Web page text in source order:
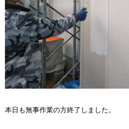
本日も無事作業の方終了しました。